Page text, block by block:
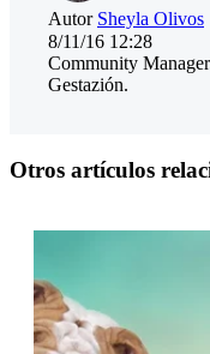
Autor Sheyla Olivos
8/11/16 12:28
Community
Gestazión.
Otros artículos